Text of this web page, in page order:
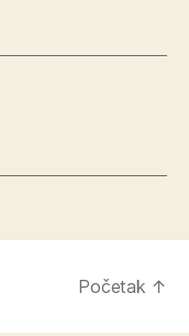
Početak ↑